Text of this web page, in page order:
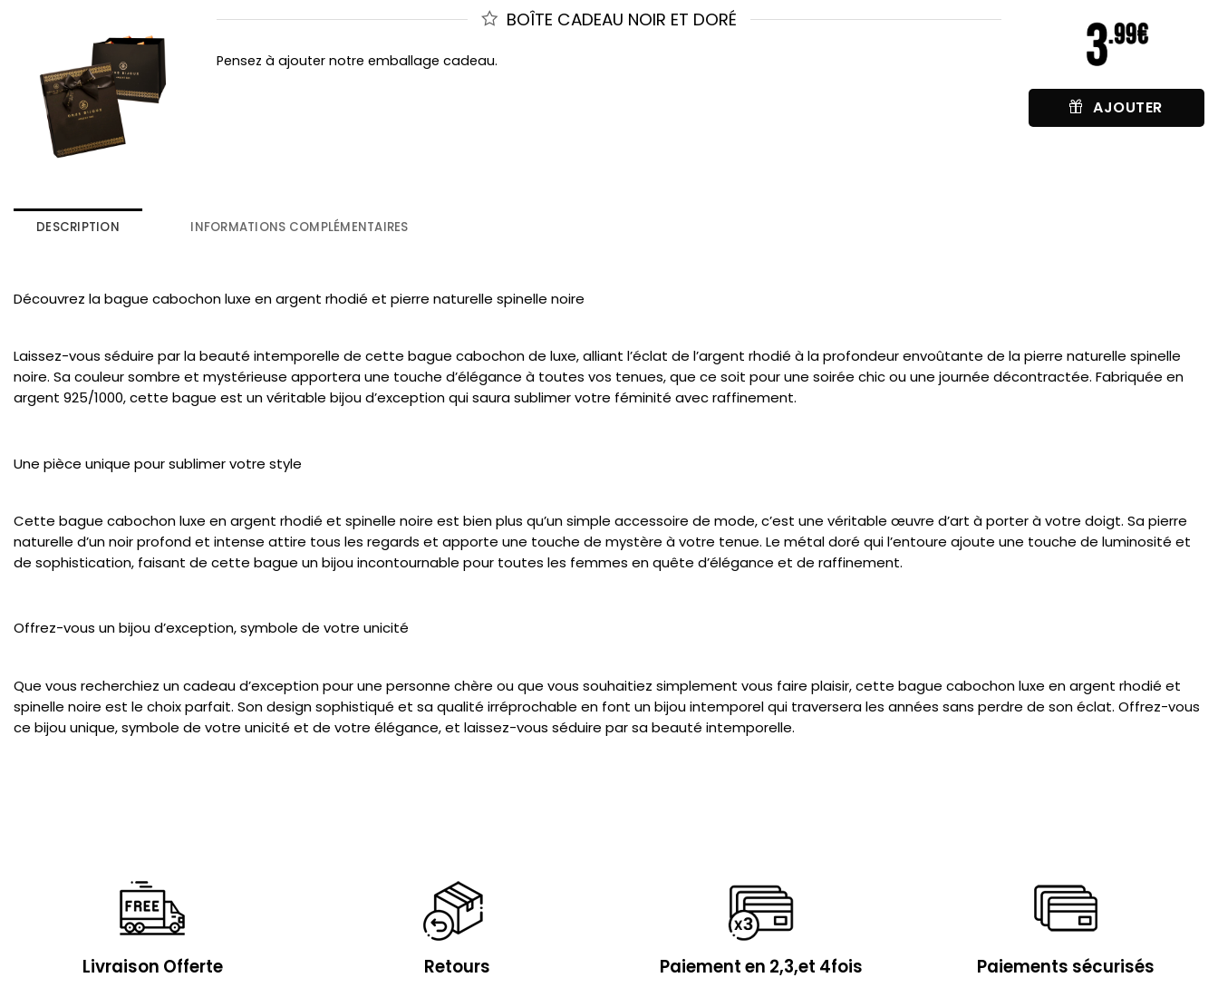
BOÎTE CADEAU NOIR ET DORÉ
Pensez à ajouter notre emballage cadeau.
AJOUTER
DESCRIPTION INFORMATIONS COMPLÉMENTAIRES
Découvrez la bague cabochon luxe en argent rhodié et pierre naturelle spinelle noire
Laissez-vous séduire par la beauté intemporelle de cette bague cabochon de luxe, alliant l’éclat de l’argent rhodié à la profondeur envoûtante de la pierre naturelle spinelle
noire. Sa couleur sombre et mystérieuse apportera une touche d’élégance à toutes vos tenues, que ce soit pour une soirée chic ou une journée décontractée. Fabriquée en
argent 925/1000, cette bague est un véritable bijou d’exception qui saura sublimer votre féminité avec raffinement.
Une pièce unique pour sublimer votre style
Cette bague cabochon luxe en argent rhodié et spinelle noire est bien plus qu’un simple accessoire de mode, c’est une véritable œuvre d’art à porter à votre doigt. Sa pierre
naturelle d’un noir profond et intense attire tous les regards et apporte une touche de mystère à votre tenue. Le métal doré qui l’entoure ajoute une touche de luminosité et
de sophistication, faisant de cette bague un bijou incontournable pour toutes les femmes en quête d’élégance et de raffinement.
Offrez-vous un bijou d’exception, symbole de votre unicité
Que vous recherchiez un cadeau d’exception pour une personne chère ou que vous souhaitiez simplement vous faire plaisir, cette bague cabochon luxe en argent rhodié et
spinelle noire est le choix parfait. Son design sophistiqué et sa qualité irréprochable en font un bijou intemporel qui traversera les années sans perdre de son éclat. Offrez-vous
ce bijou unique, symbole de votre unicité et de votre élégance, et laissez-vous séduire par sa beauté intemporelle.
Livraison Offerte Retours Paiement en 2,3,et 4fois Paiements sécurisés